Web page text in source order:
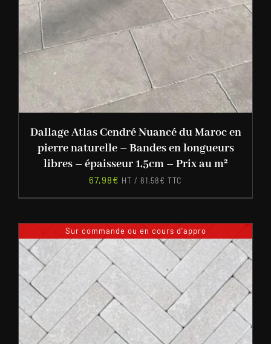
Dallage Atlas Cendré Nuancé du Maroc en
pierre naturelle – Bandes en longueurs
libres – épaisseur 1,5cm – Prix au m²
67,98€ HT / 81,58€ TTC
Sur commande ou en cours d'appro